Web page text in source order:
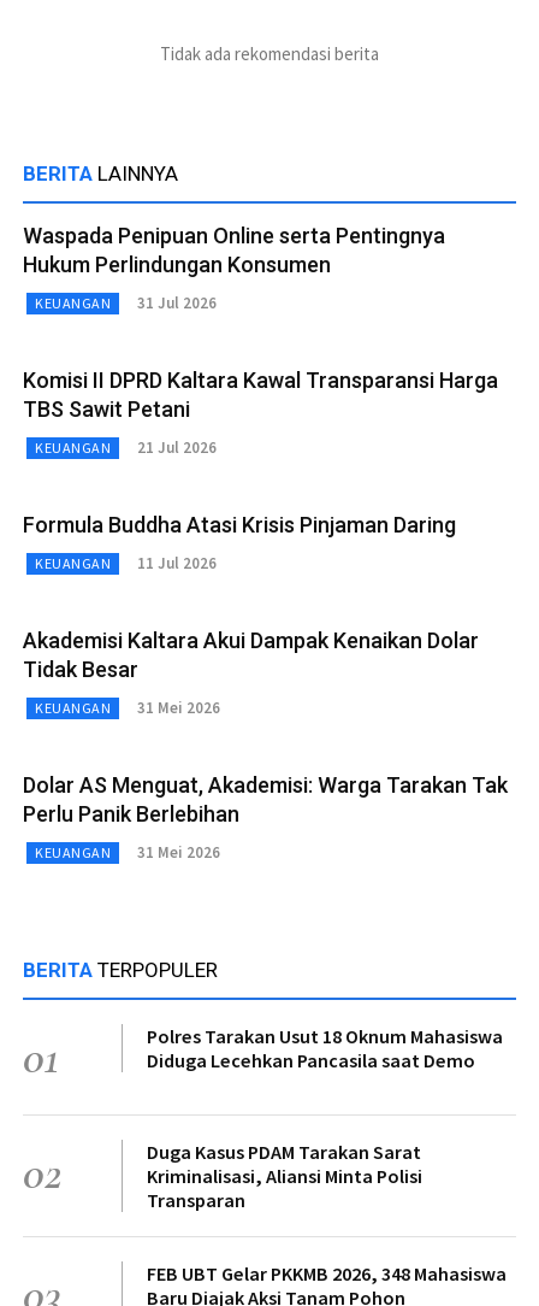
Tidak ada rekomendasi berita
BERITA LAINNYA
Waspada Penipuan Online serta Pentingnya
Hukum Perlindungan Konsumen
KEUANGAN 31 Jul 2026
Komisi II DPRD Kaltara Kawal Transparansi Harga
TBS Sawit Petani
KEUANGAN 21 Jul 2026
Formula Buddha Atasi Krisis Pinjaman Daring
KEUANGAN 11 Jul 2026
Akademisi Kaltara Akui Dampak Kenaikan Dolar
Tidak Besar
KEUANGAN 31 Mei 2026
Dolar AS Menguat, Akademisi: Warga Tarakan Tak
Perlu Panik Berlebihan
KEUANGAN 31 Mei 2026
BERITA TERPOPULER
01
Polres Tarakan Usut 18 Oknum Mahasiswa
Diduga Lecehkan Pancasila saat Demo
02
Duga Kasus PDAM Tarakan Sarat
Kriminalisasi, Aliansi Minta Polisi
Transparan
03
FEB UBT Gelar PKKMB 2026, 348 Mahasiswa
Baru Diajak Aksi Tanam Pohon